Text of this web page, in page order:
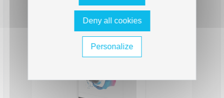
Deny all cookies
Personalize